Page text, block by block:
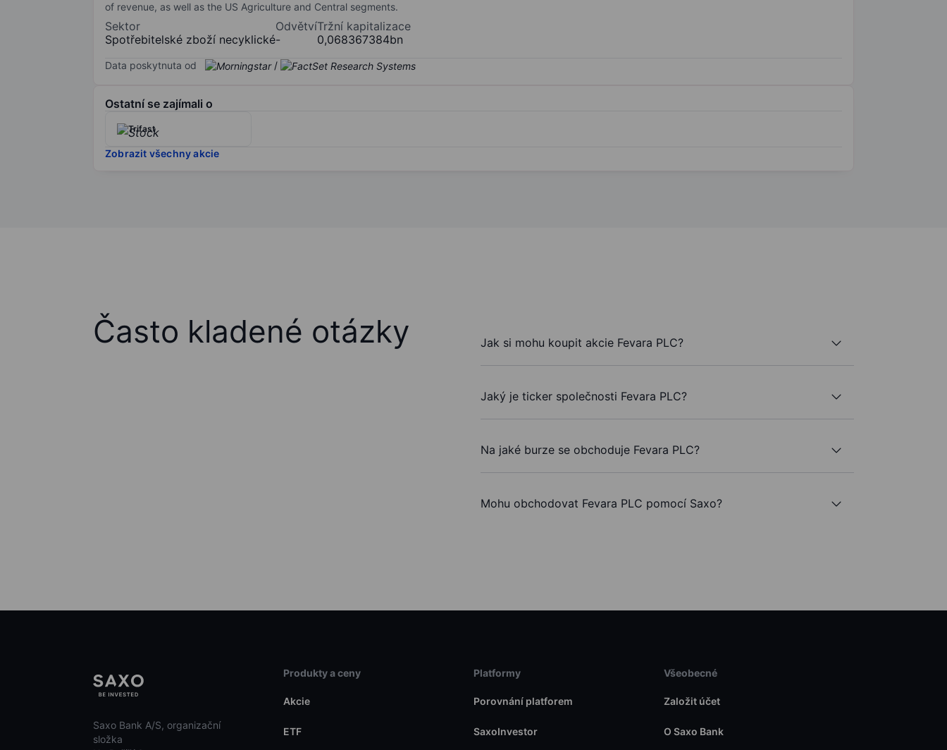
of revenue, as well as the US Agriculture and Central segments.
Sektor
Spotřebitelské zboží necyklické
Odvětví
-
Tržní kapitalizace
0,068367384bn
Data poskytnuta od /
Ostatní se zajímali o
Trifast
Zobrazit všechny akcie
Často kladené otázky Jak si mohu koupit akcie Fevara PLC?
Jaký je ticker společnosti Fevara PLC?
Na jaké burze se obchoduje Fevara PLC?
Mohu obchodovat Fevara PLC pomocí Saxo?
Saxo Bank A/S, organizační
složka
Produkty a ceny
Akcie
ETF
Platformy
Porovnání platforem
SaxoInvestor
Všeobecné
Založit účet
O Saxo Bank